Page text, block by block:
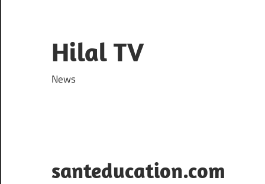
content
Hilal TV
News
santeducation.com